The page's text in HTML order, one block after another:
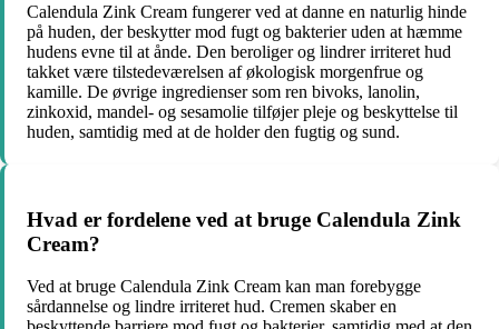
Calendula Zink Cream fungerer ved at danne en naturlig hinde
på huden, der beskytter mod fugt og bakterier uden at hæmme
hudens evne til at ånde. Den beroliger og lindrer irriteret hud
takket være tilstedeværelsen af økologisk morgenfrue og
kamille. De øvrige ingredienser som ren bivoks, lanolin,
zinkoxid, mandel- og sesamolie tilføjer pleje og beskyttelse til
huden, samtidig med at de holder den fugtig og sund.
Hvad er fordelene ved at bruge Calendula Zink
Cream?
Ved at bruge Calendula Zink Cream kan man forebygge
sårdannelse og lindre irriteret hud. Cremen skaber en